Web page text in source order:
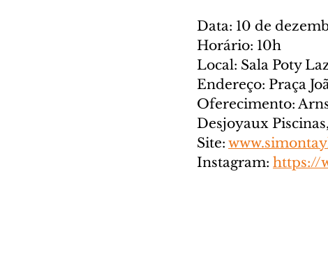
Data: 10 de
Horário: 10h
Local: Sala Poty
Endereço: Praça
Oferecimento:
Desjoyaux
Site:
Instagram: https://